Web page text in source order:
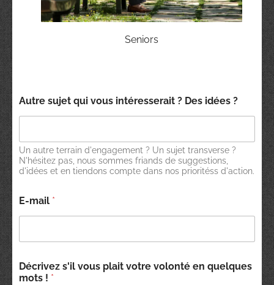
Seniors
a
q
i
v
o
u
Autre sujet qui vous intéresserait ? Des idées ?
Un autre terrain d'engagement ? Un sujet transverse ?
N'hésitez pas, nous sommes friands de suggestions,
d'idées et en tiendons compte dans nos prioritéss d'action.
E-mail *
Décrivez s'il vous plait votre volonté en quelques
mots ! *